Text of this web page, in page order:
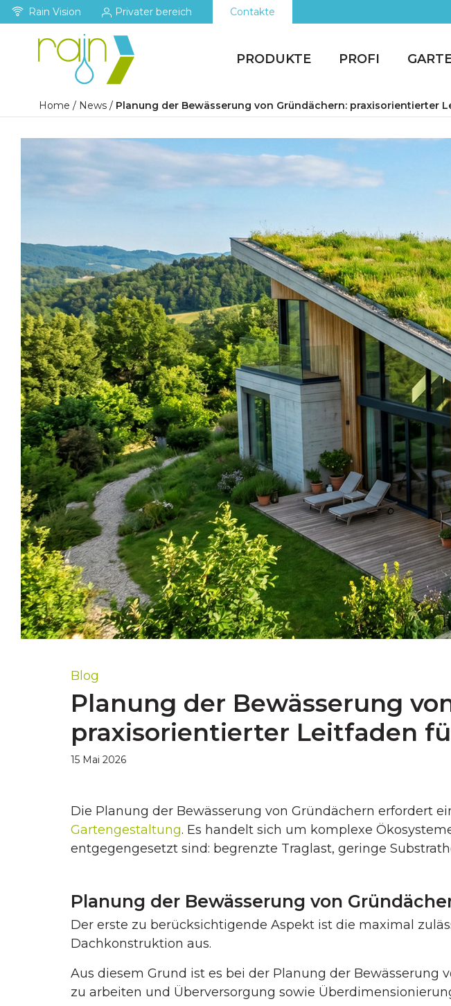
Rain Vision Privater bereich Contakte
PRODUKTE PROFI
Home / News / Planung der Bewässerung von Gründächern: praxisorientierter
Blog
Planung der Bewässerung
praxisorientierter Leitfaden
15 Mai 2026
Die Planung der Bewässerung von Gründächern erfordert
Gartengestaltung. Es handelt sich um komplexe
entgegengesetzt sind: begrenzte Traglast, geringe
Planung der Bewässerung von
Der erste zu berücksichtigende Aspekt ist die maximal
Dachkonstruktion aus.
Aus diesem Grund ist es bei der Planung der
zu arbeiten und Überversorgung sowie